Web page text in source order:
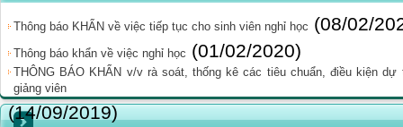
Thông báo KHẨN về việc tiếp tục cho sinh viên nghỉ học (08/02/
Thông báo khẩn về việc nghỉ học (01/02/2020)
THÔNG BÁO KHẨN v/v rà soát, thống kê các tiêu chuẩn, điều kiện
giảng viên
(14/09/2019)